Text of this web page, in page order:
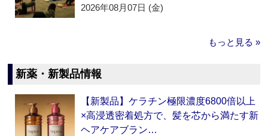
2026年08月07日 (金)
もっと見る »
新薬・新製品情報
【新製品】ケラチン極限濃度6800倍以上
×高浸透密着処方で、髪を芯から満たす新
ヘアケアブラン…